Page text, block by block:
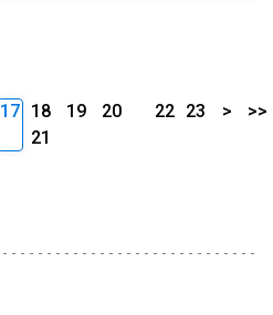
17 18 19
20
21
22 23 > >>